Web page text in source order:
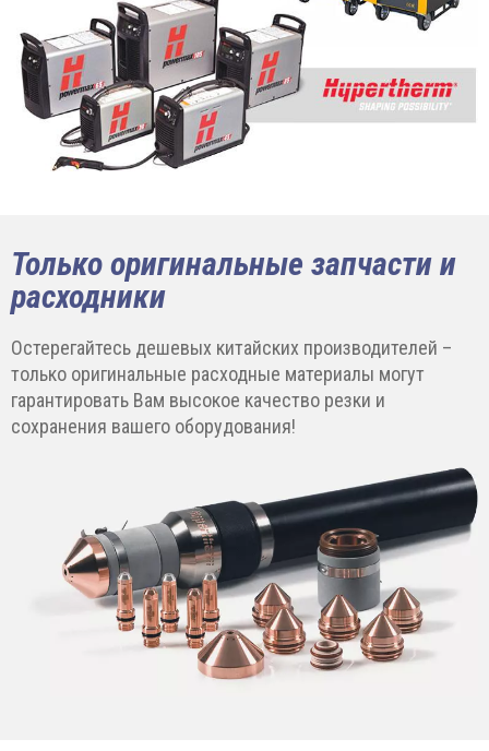
Только оригинальные запчасти и
расходники
Остерегайтесь дешевых китайских производителей –
только оригинальные расходные материалы могут
гарантировать Вам высокое качество резки и
сохранения вашего оборудования!